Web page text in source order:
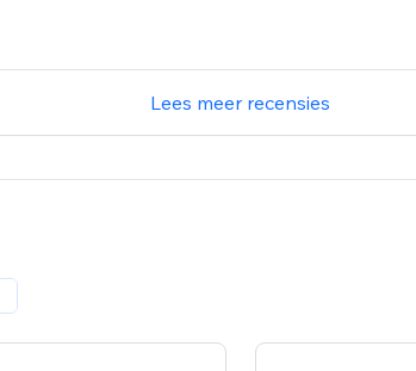
Lees meer recensies